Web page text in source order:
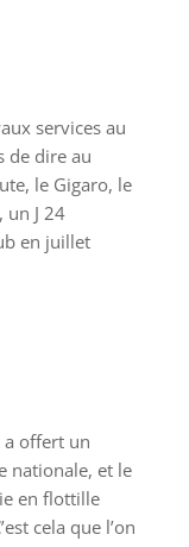
services au
de dire au
le Gigaro, le
J 24
en juillet
a offert un
nationale, et le
en flottille
cela que l’on